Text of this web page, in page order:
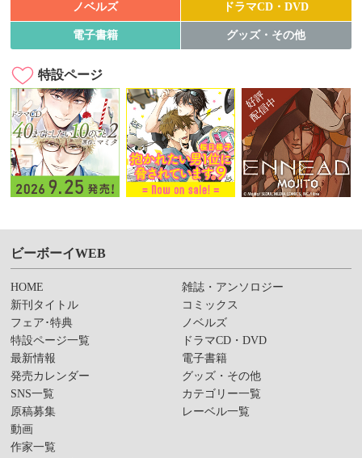
ノベルズ ドラマCD・DVD
電子書籍 グッズ・その他
特設ページ
ビーボーイWEB
HOME
新刊タイトル
フェア･特典
特設ページ一覧
最新情報
発売カレンダー
SNS一覧
原稿募集
動画
作家一覧
雑誌・アンソロジー
コミックス
ノベルズ
ドラマCD・DVD
電子書籍
グッズ・その他
カテゴリー一覧
レーベル一覧